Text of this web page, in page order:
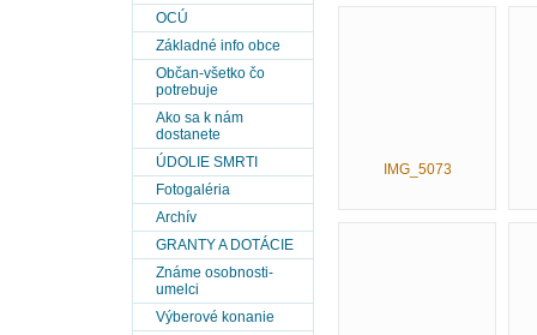
OCÚ
Základné info obce
Občan-všetko čo
potrebuje
Ako sa k nám
dostanete
ÚDOLIE SMRTI
Fotogaléria
Archív
GRANTY A DOTÁCIE
Známe osobnosti-
umelci
Výberové konanie
IMG_5073